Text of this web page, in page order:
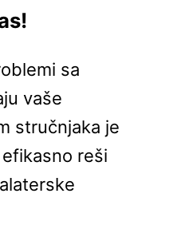
sa
vaše
stručnjaka je
reši